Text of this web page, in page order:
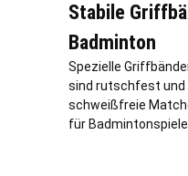
Stabile
Badminton
Spezielle
sind rutschfest
schweißfreie
für